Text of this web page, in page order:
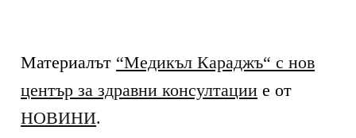
Материалът “Медикъл Караджъ“ с нов
център за здравни консултации е от
НОВИНИ.